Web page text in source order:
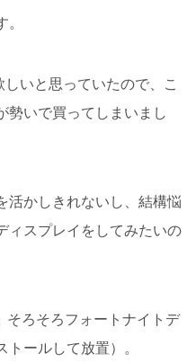
いと思っていたので、こ
勢いで買ってしまいまし
活かしきれないし、結構悩
ィスプレイをしてみたいの
そろそろフォートナイトデ
トールして放置）。